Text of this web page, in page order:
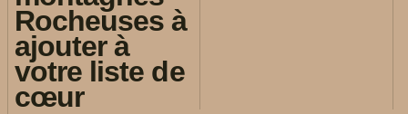
Rocheuses à
ajouter à
votre liste de
cœur